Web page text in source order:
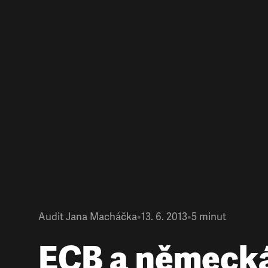
Audit Jana Macháčka•13. 6. 2013•5 minut
ECB a